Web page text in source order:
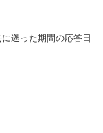
遡った期間の応答日